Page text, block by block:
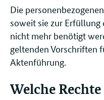
Die
soweit sie zur Erfüllung
nicht mehr benötigt
geltenden Vorschriften
Aktenführung.
Welche